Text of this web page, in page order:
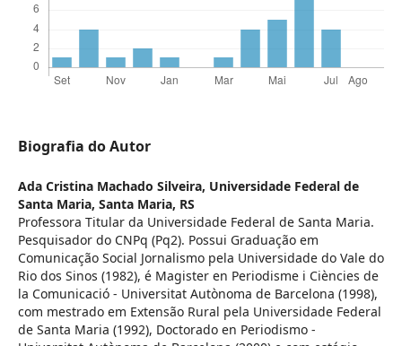
Biografia do Autor
Ada Cristina Machado Silveira, Universidade Federal de
Santa Maria, Santa Maria, RS
Professora Titular da Universidade Federal de Santa Maria.
Pesquisador do CNPq (Pq2). Possui Graduação em
Comunicação Social Jornalismo pela Universidade do Vale do
Rio dos Sinos (1982), é Magister en Periodisme i Ciències de
la Comunicació - Universitat Autònoma de Barcelona (1998),
com mestrado em Extensão Rural pela Universidade Federal
de Santa Maria (1992), Doctorado en Periodismo -